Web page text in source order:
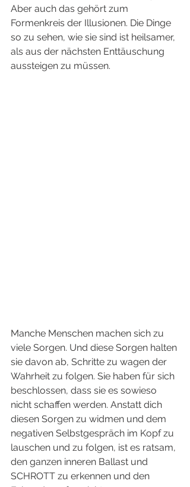
Aber auch das gehört zum
Formenkreis der Illusionen. Die Dinge
so zu sehen, wie sie sind ist heilsamer,
als aus der nächsten Enttäuschung
aussteigen zu müssen.
Manche Menschen machen sich zu
viele Sorgen. Und diese Sorgen halten
sie davon ab, Schritte zu wagen der
Wahrheit zu folgen. Sie haben für sich
beschlossen, dass sie es sowieso
nicht schaffen werden. Anstatt dich
diesen Sorgen zu widmen und dem
negativen Selbstgespräch im Kopf zu
lauschen und zu folgen, ist es ratsam,
den ganzen inneren Ballast und
SCHROTT zu erkennen und den